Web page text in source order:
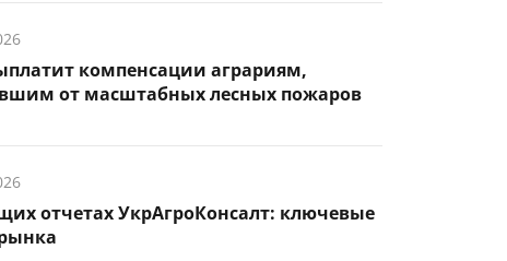
компенсации аграриям,
от масштабных лесных пожаров
отчетах УкрАгроКонсалт: ключевые